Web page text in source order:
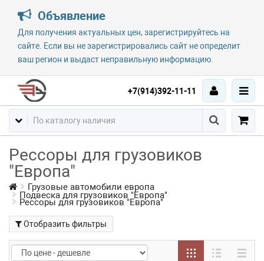
Объявление
Для получения актуальных цен, зарегистрируйтесь на
сайте. Если вы не зарегистрировались сайт не определит
ваш регион и выдаст неправильную информацию.
+7(914)392-11-11
Рессоры для грузовиков
"Европа"
Грузовые автомобили европа
Подвеска для грузовиков "Европа"
Рессоры для грузовиков "Европа"
Отобразить фильтры